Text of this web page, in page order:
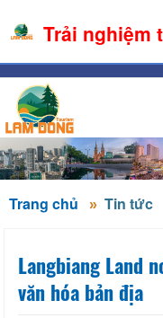
06-08-2026, 06:08:08
Trang chủ Tin tức
Langbiang Land
văn hóa bản địa
Trải nghiệm